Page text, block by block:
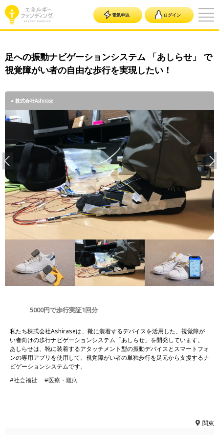
電気申込 ログイン
足への振動ナビゲーションシステム 「あしらせ」 で
視覚障がい者の自由な歩行を実現したい！
● 株式会社Ashirase
● 株式会社Ashirase
● 株式会社Ashirase
● 株式会社Ashirase
5000円で歩行実証1回分
私たち株式会社Ashiraseは、靴に装着するデバイスを活用した、視覚障が
い者向けの歩行ナビゲーションシステム「あしらせ」を開発しています。
あしらせは、靴に装着するアタッチメント型の振動デバイスとスマートフォ
ンの専用アプリを使用して、視覚障がい者の単独歩行を足元から支援するナ
ビゲーションシステムです。
#社会福祉
#医療・難病
関東